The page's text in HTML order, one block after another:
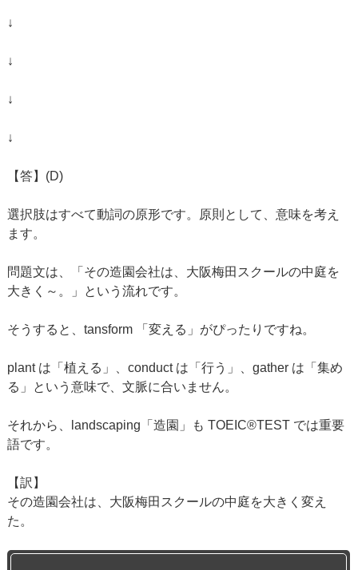
↓
↓
↓
↓
【答】(D)
選択肢はすべて動詞の原形です。原則として、意味を考え
ます。
問題文は、「その造園会社は、大阪梅田スクールの中庭を
大きく～。」という流れです。
そうすると、tansform 「変える」がぴったりですね。
plant は「植える」、conduct は「行う」、gather は「集め
る」という意味で、文脈に合いません。
それから、landscaping「造園」も TOEIC®TEST では重要
語です。
【訳】
その造園会社は、大阪梅田スクールの中庭を大きく変え
た。